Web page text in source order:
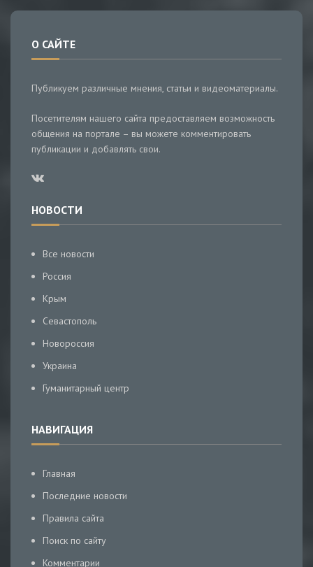
О САЙТЕ
Публикуем различные мнения, статьи и видеоматериалы.
Посетителям нашего сайта предоставляем возможность
общения на портале – вы можете комментировать
публикации и добавлять свои.
НОВОСТИ
Все новости
Россия
Крым
Севастополь
Новороссия
Украина
Гуманитарный центр
НАВИГАЦИЯ
Главная
Последние новости
Правила сайта
Поиск по сайту
Комментарии